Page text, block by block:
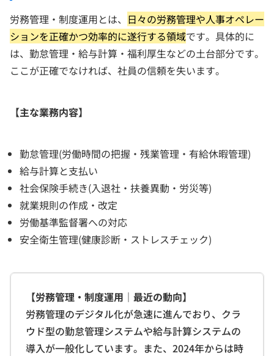
労務管理・制度運用とは、 日々の労務管理や人事オペレー
ションを正確かつ効率的に遂行する領域です。具体的に
は、勤怠管理・給与計算・福利厚生などの土台部分です。
ここが正確でなければ、社員の信頼を失います。
【主な業務内容】
勤怠管理(労働時間の把握・残業管理・有給休暇管理)
給与計算と支払い
社会保険手続き(入退社・扶養異動・労災等)
就業規則の作成・改定
労働基準監督署への対応
安全衛生管理(健康診断・ストレスチェック)
【労務管理・制度運用｜最近の動向】
労務管理のデジタル化が急速に進んでおり、クラ
ウド型の勤怠管理システムや給与計算システムの
導入が一般化しています。また、2024年からは時